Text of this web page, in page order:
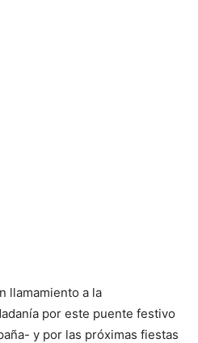
llamamiento a la
por este puente festivo
y por las próximas fiestas